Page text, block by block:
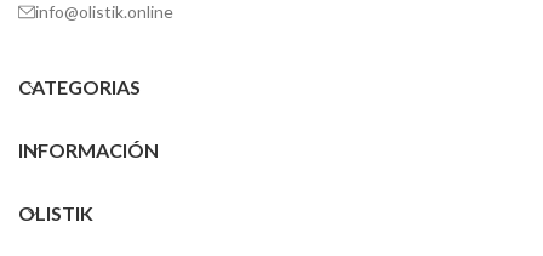
info@olistik.online
CATEGORIAS
INFORMACIÓN
OLISTIK